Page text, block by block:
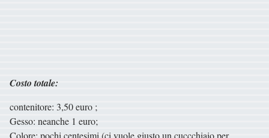
Costo totale:
contenitore: 3,50 euro ;
Gesso: neanche 1 euro;
Colore: pochi centesimi (ci vuole giusto un cuccchiaio per